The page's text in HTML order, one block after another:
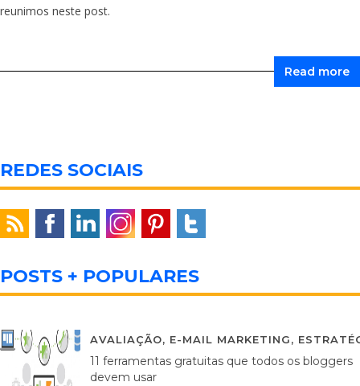
reunimos neste post.
Read more
REDES SOCIAIS
POSTS + POPULARES
AVALIAÇÃO, E-MAIL MARKETING,
11 ferramentas gratuitas que todos os bloggers
devem usar